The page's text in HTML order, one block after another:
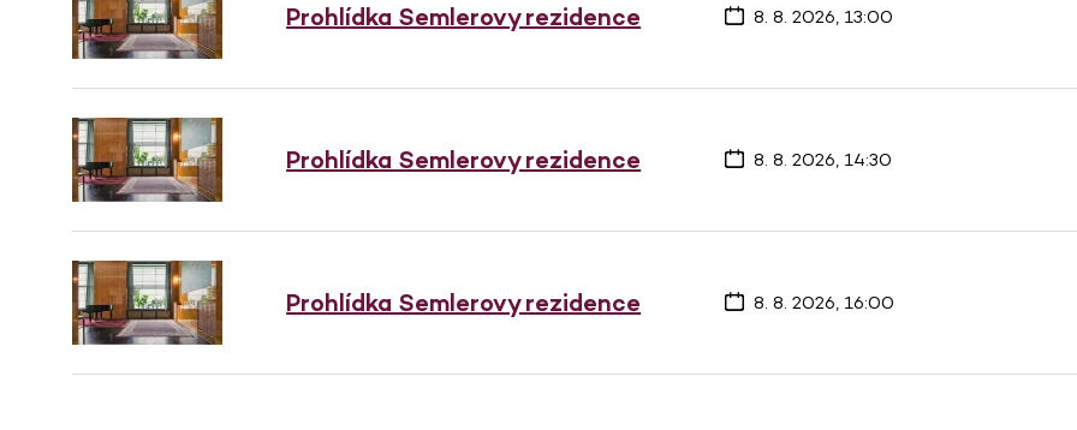
Prohlídka Semlerovy rezidence 8. 8. 2026, 13:00
Prohlídka Semlerovy rezidence 8. 8. 2026, 14:30
Prohlídka Semlerovy rezidence 8. 8. 2026, 16:00